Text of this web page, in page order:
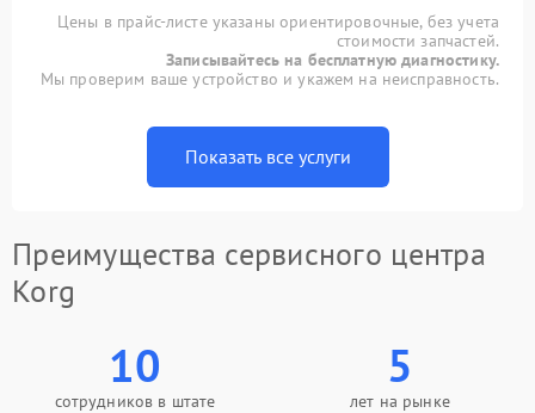
Цены в прайс-листе указаны ориентировочные, без учета
стоимости запчастей.
Записывайтесь на бесплатную диагностику.
Мы проверим ваше устройство и укажем на неисправность.
Показать все услуги
Преимущества сервисного центра
Korg
10
сотрудников в штате
5
лет на рынке